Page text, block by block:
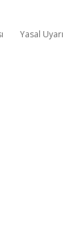
Yasal Uyarı